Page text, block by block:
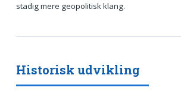
stadig mere geopolitisk klang.
Historisk udvikling